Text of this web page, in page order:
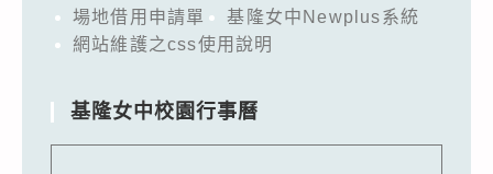
場地借用申請單
基隆女中Newplus系統
網站維護之css使用說明
基隆女中校園行事曆